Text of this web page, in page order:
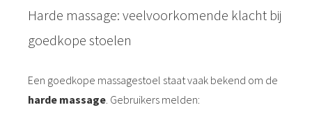
Harde massage: veelvoorkomende klacht bij
goedkope stoelen
Een goedkope massagestoel staat vaak bekend om de
harde massage . Gebruikers melden: